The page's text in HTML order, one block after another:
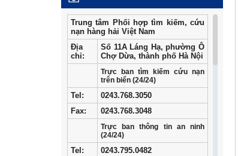
Trung tâm Phối hợp tìm kiếm, cứu
nạn hàng hải Việt Nam
Địa
chỉ:
Số 11A Láng Hạ, phường Ô
Chợ Dừa, thành phố Hà Nội
Trực ban tìm kiếm cứu nạn
trên biển (24/24)
Tel :
0243.768.3050
Fax:
0243.768.3048
Trực ban thông tin an ninh
(24/24)
Tel:
0243.795.0482